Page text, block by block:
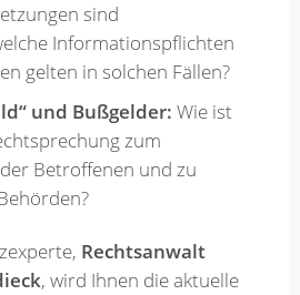
sind
Informationspflichten
gelten in solchen Fällen?
und Bußgelder: Wie ist
zum
Betroffenen und zu
Rechtsanwalt
, wird Ihnen die aktuelle